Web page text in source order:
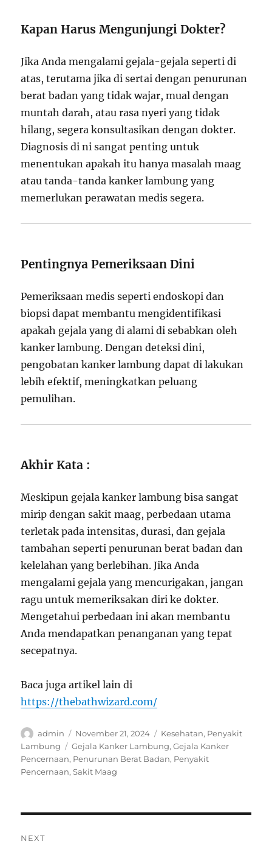
Kapan Harus Mengunjungi Dokter?
Jika Anda mengalami gejala-gejala seperti di
atas, terutama jika di sertai dengan penurunan
berat badan yang tidak wajar, mual dengan
muntah darah, atau rasa nyeri yang tidak
hilang, segera konsultasikan dengan dokter.
Diagnosis di ni sangat penting untuk
menentukan apakah itu hanya masalah maag
atau tanda-tanda kanker lambung yang
memerlukan perawatan medis segera.
Pentingnya Pemeriksaan Dini
Pemeriksaan medis seperti endoskopi dan
biopsi dapat membantu mengidentifikasi
apakah gejala yang di alami di sebabkan oleh
kanker lambung. Dengan deteksi dini,
pengobatan kanker lambung dapat di lakukan
lebih efektif, meningkatkan peluang
pemulihan.
Akhir Kata :
Meskipun gejala kanker lambung bisa sangat
mirip dengan sakit maag, perbedaan utama
terletak pada intensitas, durasi, dan gejala
tambahan seperti penurunan berat badan dan
kelelahan yang berlebihan. Jika Anda
mengalami gejala yang mencurigakan, jangan
ragu untuk memeriksakan diri ke dokter.
Mengetahui perbedaan ini akan membantu
Anda mendapatkan penanganan yang tepat
secepatnya.
Baca juga artikel lain di
https://thebathwizard.com/
Author
admin
Posted
on
November 21, 2024 Categories
Kesehatan, Penyakit
Lambung
Tags
Gejala Kanker Lambung,Gejala Kanker
Pencernaan, Penurunan Berat Badan, Penyakit
Pencernaan,Sakit Maag
NEXT